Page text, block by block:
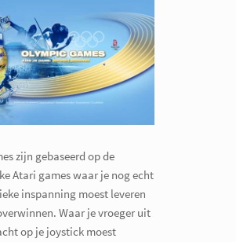
zijn gebaseerd op de
Atari games waar je nog echt
inspanning moest leveren
Waar je vroeger uit
op je joystick moest